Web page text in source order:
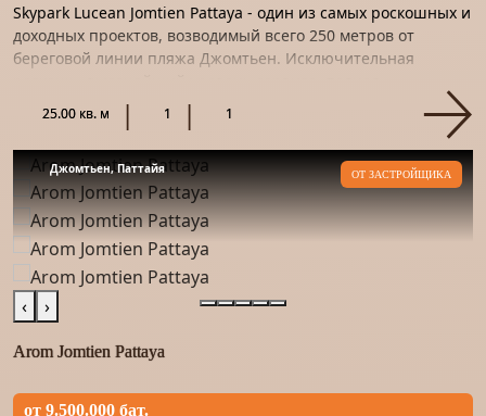
Skypark Lucean Jomtien Pattaya - один из самых роскошных и
доходных проектов, возводимый всего 250 метров от
береговой линии пляжа Джомтьен. Исключительная
конфиденциальность...
25.00 кв. м 1 1
Джомтьен, Паттайя ОТ ЗАСТРОЙЩИКА
‹ ›
Arom Jomtien Pattaya
от 9.500.000 бат.